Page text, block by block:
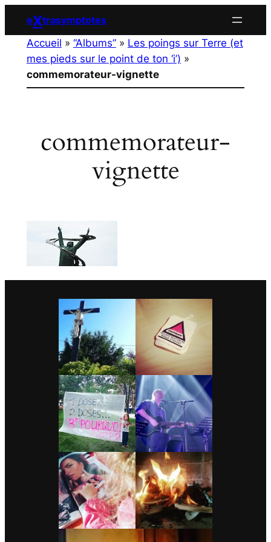
contenu
eXtrasymptotes
Accueil » “Albums”» Les poings sur Terre (et
mes pieds sur le point de ton ‘i’) »
commemorateur-vignette
commemorateur-
vignette